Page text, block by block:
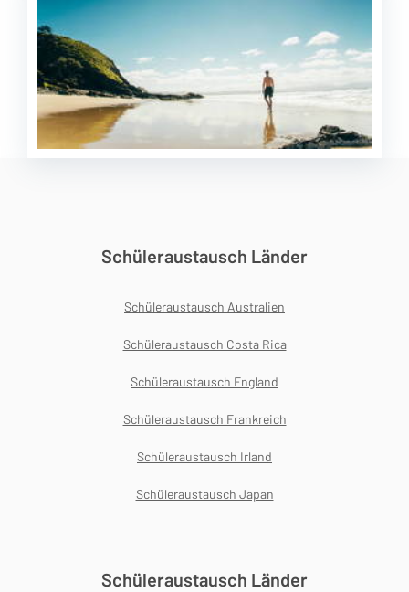
Schüleraustausch Länder
Schüleraustausch Australien
Schüleraustausch Costa Rica
Schüleraustausch England
Schüleraustausch Frankreich
Schüleraustausch Irland
Schüleraustausch Japan
Schüleraustausch Länder